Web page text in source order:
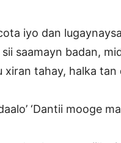
iyo dan
saamayn badan,
xiran tahay, halka tan
‘Dantii mooge